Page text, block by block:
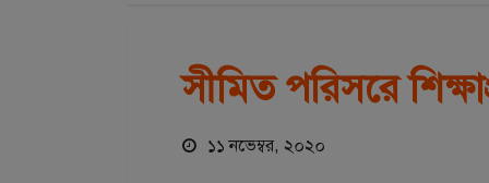
সীমিত পরিসরে
১১ নভেম্বর, ২০২০